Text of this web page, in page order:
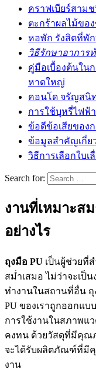
คราฟเบียร์สาม
ตะกร้าผลไม้ขอ
หอพัก รังสิตที่พั
วิธีรักษาอาการ
คู่มือเบื้องต้นใน
หาดใหญ่
คอนโด จรัญสนิท
การใช้บุหรี่ไฟฟ้
ข้อดีข้อเสียของ
ข้อมูลสำคัญเกี่ย
วิธีการเลือกใบเ
Search for:
งานที่เหมาะส
อย่างไร
ถุงมือ PU เป็นผู้ช่วยที่
สม่ำเสมอ ไม่ว่าจะเป็
ทำงานในสถานที่อื่น
PU ของเราถูกออกแ
การใช้งานในสภาพแ
คงทน ด้วยวัสดุที่มีคุณ
จะได้รับผลิตภัณฑ์ที่มี
งาน